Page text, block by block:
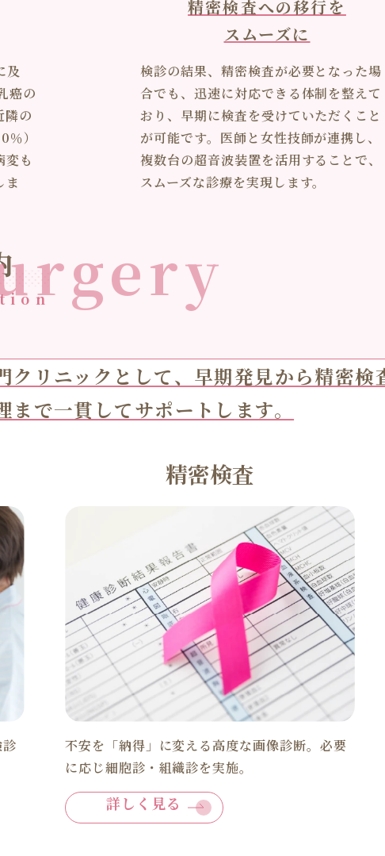
及
癌の
隣の
）
変も
ま
精密検査への移行を
スムーズに
検診の結果、精密検査が必要となった場
合でも、迅速に対応できる体制を整えて
おり、早期に検査を受けていただくこと
が可能です。医師と女性技師が連携し、
複数台の超音波装置を活用することで、
スムーズな診療を実現します。
クリニックとして、早期発見から精密検
まで一貫してサポートします。
精密検査
不安を「納得」に変える高度な画像診断。必要
に応じ細胞診・組織診を実施。
詳しく見る